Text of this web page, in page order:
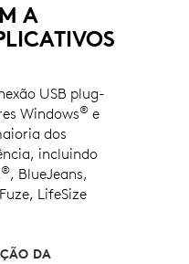
A
USB plug-
Windows® e
dos
incluindo
®, BlueJeans,
LifeSize
DA